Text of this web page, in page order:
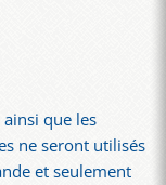
que les
ne seront utilisés
et seulement